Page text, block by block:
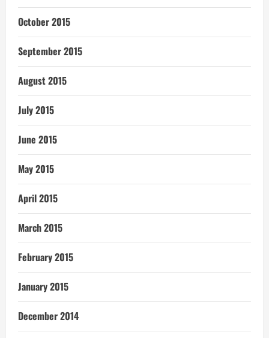
October 2015
September 2015
August 2015
July 2015
June 2015
May 2015
April 2015
March 2015
February 2015
January 2015
December 2014